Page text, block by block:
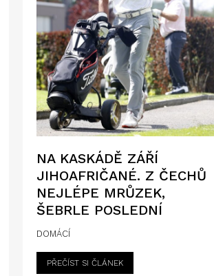
NA KASKÁDĚ ZÁŘÍ
JIHOAFRIČANÉ. Z ČECHŮ
NEJLÉPE MRŮZEK,
ŠEBRLE POSLEDNÍ
DOMÁCÍ
PŘEČÍST SI ČLÁNEK